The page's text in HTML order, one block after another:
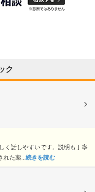
ク
く話しやすいです。説明も丁寧
た薬... 続きを読む